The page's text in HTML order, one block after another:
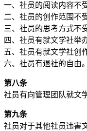
一、社员的阅读内容不
二、社员的创作范围不
三、社员的思考方式不
四、社员有就文学社举
五、社员有就文学社创
六、社员有退社的自由。
第八条
社员有向管理团队就文
第九条
社员对于其他社员违害